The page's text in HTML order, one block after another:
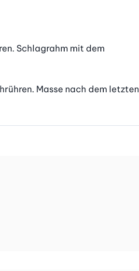
Schlagrahm mit dem
Masse nach dem letzten